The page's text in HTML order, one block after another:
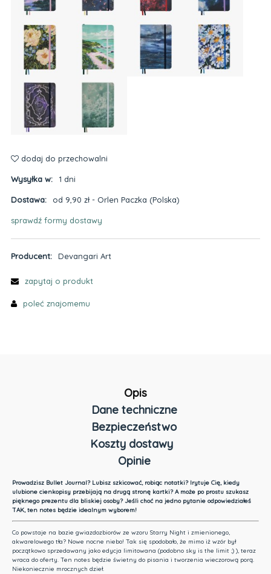
dodaj do przechowalni
Wysyłka w: 1 dni
Dostawa: od 9,90 zł - Orlen Paczka (Polska)
Cena nie zawiera ewentualnych kosztów płatności
sprawdź formy dostawy
Producent: Devangari Art
zapytaj o produkt
poleć znajomemu
Opis
Dane techniczne
Bezpieczeństwo
Koszty dostawy
Cena nie zawiera ewentualnych kosztów płatności
Opinie
Prowadzisz Bullet Journal? Lubisz szkicować, robiąc notatki? Irytuje Cię, kiedy
ulubione cienkopisy przebijają na drugą stronę kartki? A może po prostu szukasz
pięknego prezentu dla bliskiej osoby? Jeśli choć na jedno pytanie odpowiedziałeś
TAK, ten notes będzie idealnym wyborem!
Co powstaje na bazie gwiazdozbiorów ze wzoru Starry Night i zmienionego,
akwarelowego tła? Nowe nocne niebo! Tak się spodobało, że mimo iż wzór był
początkowo sprzedawany jako edycja limitowana (podobno sky is the limit ;) ), teraz
wraca do oferty. Ten notes będzie świetny do pisania i tworzenia wieczorową porą.
Niekoniecznie mrocznych dzieł.